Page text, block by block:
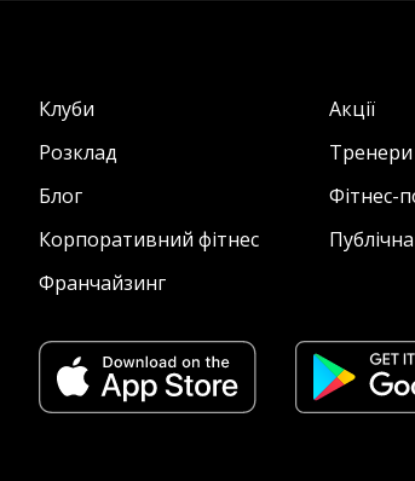
Клуби Акції
Розклад
Тренери
Блог
Фітнес-
Корпоративний фітнес
Франчайзинг